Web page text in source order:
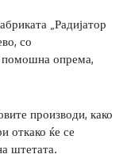
„Радијатор
со
помошна опрема,
производи, како
откако ќе се
штетата.